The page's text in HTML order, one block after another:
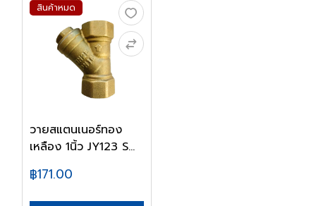
สินค้าหมด
วายสแตนเนอร์ทอง
เหลือง 1นิ้ว JY123 S...
฿171.00